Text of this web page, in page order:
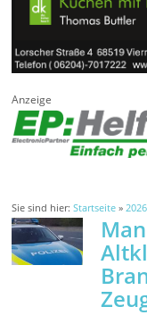
Anzeige
Sie sind hier:Startseite »2026